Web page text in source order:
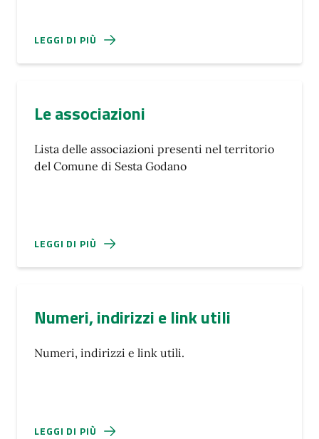
LEGGI DI PIÙ
Le associazioni
Lista delle associazioni presenti nel territorio
del Comune di Sesta Godano
LEGGI DI PIÙ
Numeri, indirizzi e link utili
Numeri, indirizzi e link utili.
LEGGI DI PIÙ